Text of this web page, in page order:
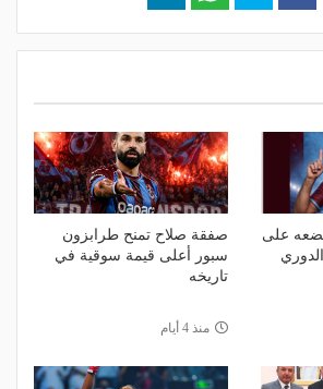
على
صفقة صلاح تمنح طرابزون
سبور أعلى قيمة سوقية في
تاريخه
منذ 4 أيام